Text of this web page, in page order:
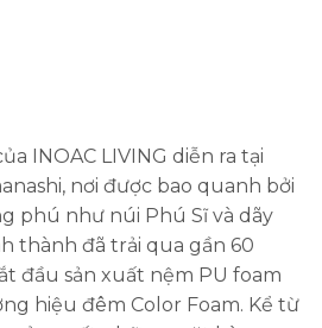
INOAC LIVING diễn ra tại
nơi được bao quanh bởi
phú như núi Phú Sĩ và dãy
thành đã trải qua gần 60
đầu sản xuất nệm PU foam
hiệu đêm Color Foam. Kể từ